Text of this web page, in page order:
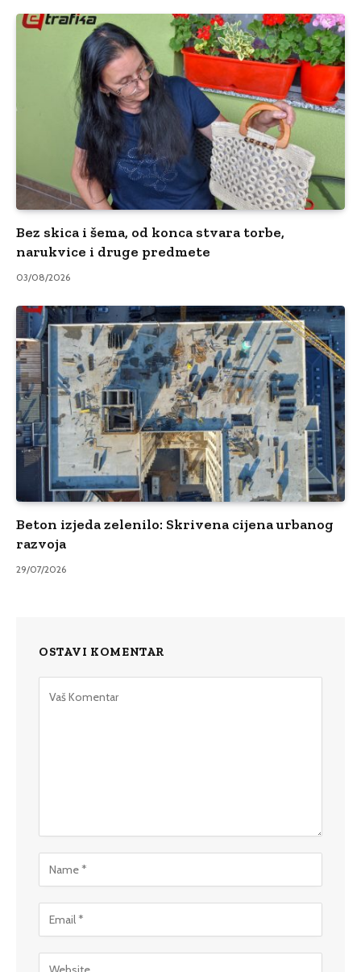
Bez skica i šema, od konca stvara torbe,
narukvice i druge predmete
03/08/2026
Beton izjeda zelenilo: Skrivena cijena urbanog
razvoja
29/07/2026
OSTAVI KOMENTAR